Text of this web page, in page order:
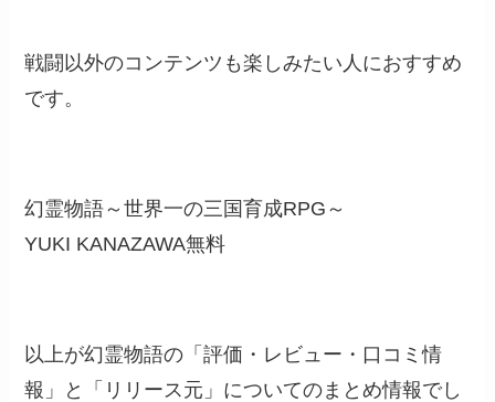
戦闘以外のコンテンツも楽しみたい人におすすめ
です。
幻霊物語～世界一の三国育成RPG～
YUKI KANAZAWA無料
以上が幻霊物語の「評価・レビュー・口コミ情
報」と「リリース元」についてのまとめ情報でし